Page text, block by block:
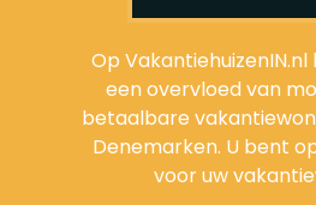
Op VakantiehuizenIN.nl
een overvloed van
betaalbare
Denemarken. U bent
voor uw